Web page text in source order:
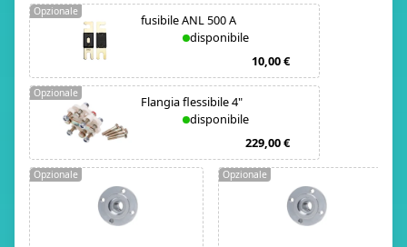
fusibile ANL 500 A
disponibile
10,00 €
Opzionale
Flangia flessibile 4"
disponibile
229,00 €
Opzionale
Opzionale Opzionale